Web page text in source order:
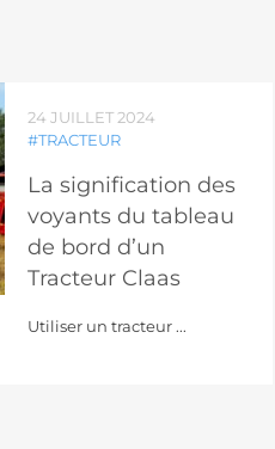
24 JUILLET 2024
#TRACTEUR
La signification des
voyants du tableau
de bord d’un
Tracteur Claas
Utiliser un tracteur ...